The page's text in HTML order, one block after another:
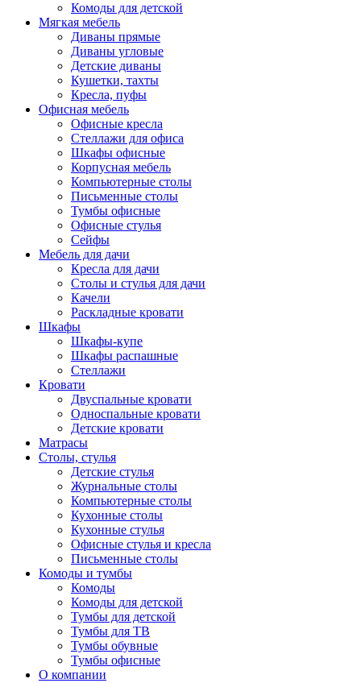
Комоды для детской
Мягкая мебель
Диваны прямые
Диваны угловые
Детские диваны
Кушетки, тахты
Кресла, пуфы
Офисная мебель
Офисные кресла
Стеллажи для офиса
Шкафы офисные
Корпусная мебель
Компьютерные столы
Письменные столы
Тумбы офисные
Офисные стулья
Сейфы
Мебель для дачи
Кресла для дачи
Столы и стулья для дачи
Качели
Раскладные кровати
Шкафы
Шкафы-купе
Шкафы распашные
Стеллажи
Кровати
Двуспальные кровати
Односпальные кровати
Детские кровати
Матрасы
Столы, стулья
Детские стулья
Журнальные столы
Компьютерные столы
Кухонные столы
Кухонные стулья
Офисные стулья и кресла
Письменные столы
Комоды и тумбы
Комоды
Комоды для детской
Тумбы для детской
Тумбы для ТВ
Тумбы обувные
Тумбы офисные
О компании